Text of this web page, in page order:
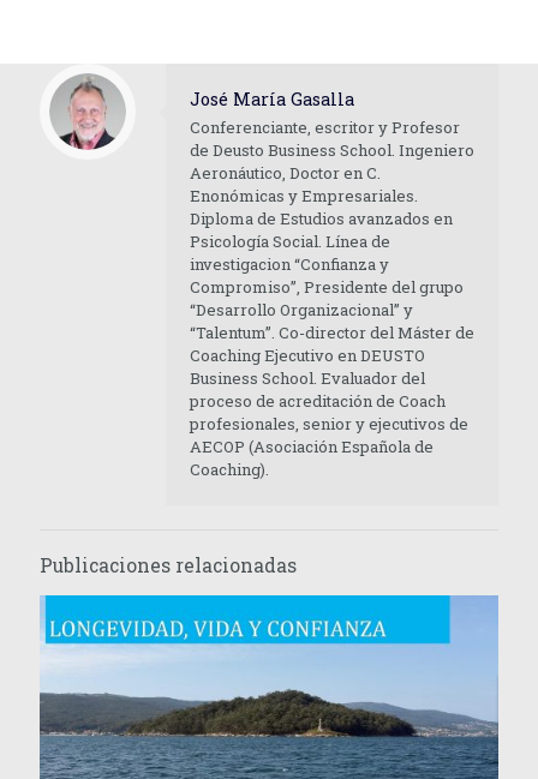
José María Gasalla
Conferenciante, escritor y Profesor
de Deusto Business School. Ingeniero
Aeronáutico, Doctor en C.
Enonómicas y Empresariales.
Diploma de Estudios avanzados en
Psicología Social. Línea de
investigacion “Confianza y
Compromiso”, Presidente del grupo
“Desarrollo Organizacional” y
“Talentum”. Co-director del Máster de
Coaching Ejecutivo en DEUSTO
Business School. Evaluador del
proceso de acreditación de Coach
profesionales, senior y ejecutivos de
AECOP (Asociación Española de
Coaching).
Publicaciones relacionadas